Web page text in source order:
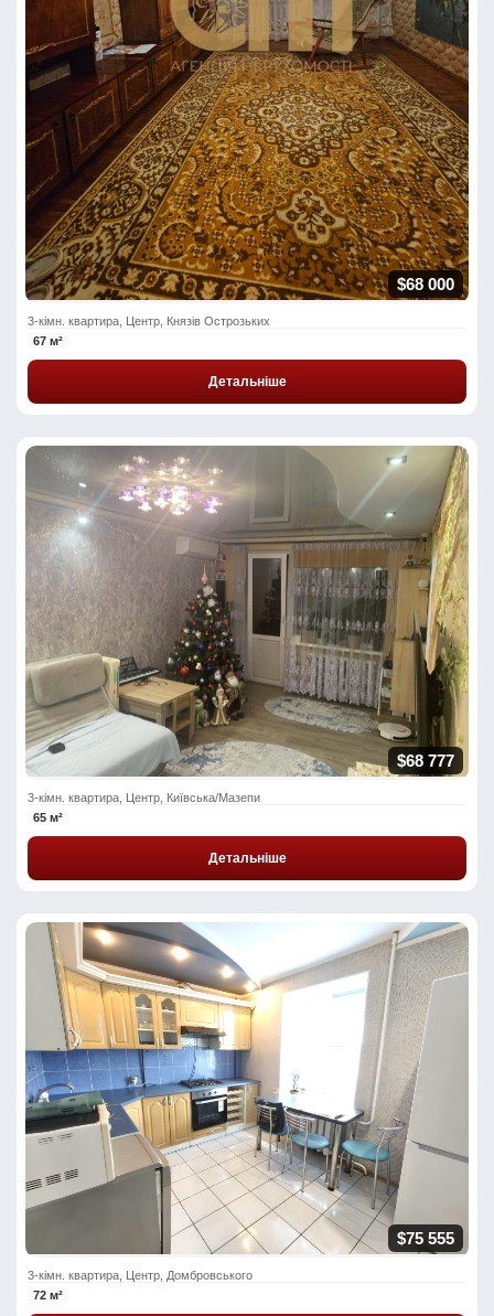
$68 000
3-кімн. квартира, Центр, Князів Острозьких
67 м²
Детальніше
$68 777
3-кімн. квартира, Центр, Київська/Мазепи
65 м²
Детальніше
$75 555
3-кімн. квартира, Центр, Домбровського
72 м²